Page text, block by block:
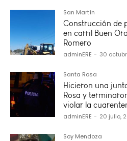
San Martín
Construcción de
en carril Buen
Romero
adminERE - 30
Santa Rosa
Hicieron una
Rosa y
violar la
adminERE - 20 julio,
Soy Mendoza